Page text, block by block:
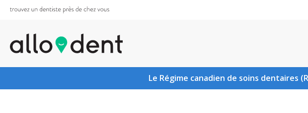
Le Régime canadien de soins dentaires